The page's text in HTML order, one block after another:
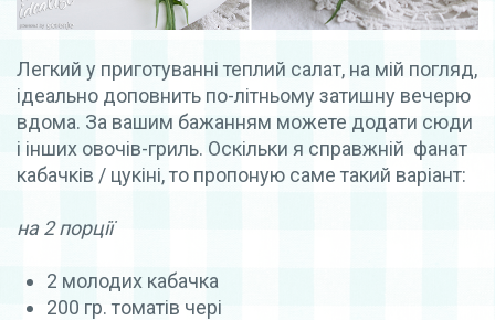
Легкий у приготуванні теплий салат, на мій погляд,
ідеально доповнить по-літньому затишну вечерю
вдома. За вашим бажанням можете додати сюди
і інших овочів-гриль. Оскільки я справжній фанат
кабачків / цукіні, то пропоную саме такий варіант:
на 2 порції
2 молодих кабачка
200 гр. томатів чері